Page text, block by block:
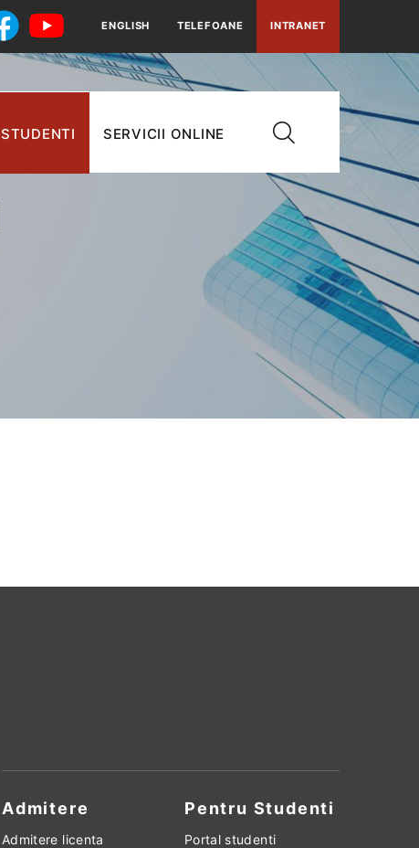
ENGLISH TELEFOANE INTRANET
STUDENTI SERVICII ONLINE
Admitere
Admitere licenta
Pentru Studenti
Portal studenti